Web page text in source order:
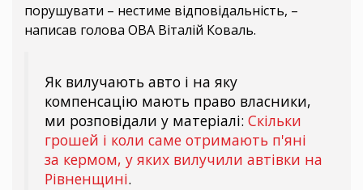
порушувати – нестиме відповідальність, –
написав голова ОВА Віталій Коваль.
Як вилучають авто і на яку
компенсацію мають право власники,
ми розповідали у матеріалі: Скільки
грошей і коли саме отримають п'яні
за кермом, у яких вилучили автівки на
Рівненщині.